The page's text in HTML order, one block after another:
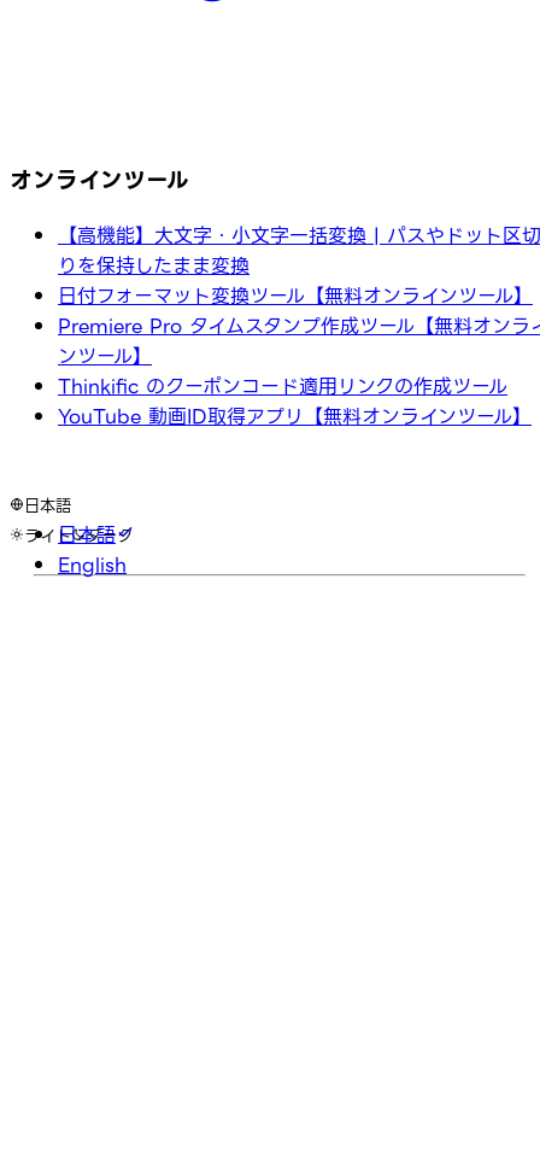
オンラインツール
【高機能】大文字・小文字一括変換 | パスやドット区切
りを保持したまま変換
日付フォーマット変換ツール【無料オンラインツール】
Premiere Pro タイムスタンプ作成ツール【無料オンラ
ンツール】
Thinkific のクーポンコード適用リンクの作成ツール
YouTube 動画ID取得アプリ【無料オンラインツール】
日本語
日本語
English
ライト ダーク